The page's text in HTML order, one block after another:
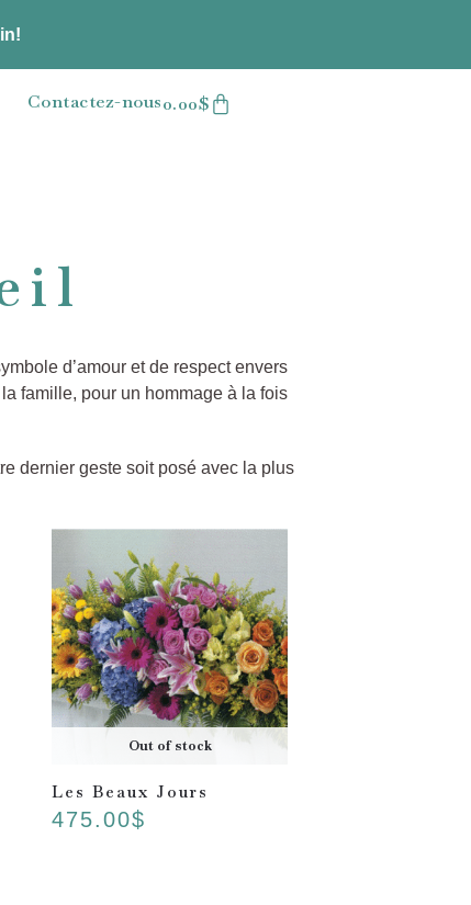
Contactez-nous0.00$
d’amour et de respect envers
famille, pour un hommage à la fois
dernier geste soit posé avec la plus
Out of stock
Les Beaux Jours
475.00$